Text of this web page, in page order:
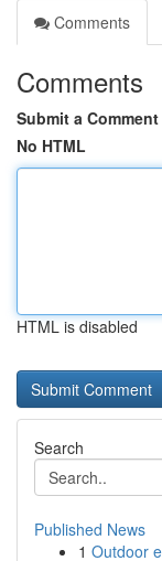
Comments
Comments
Submit a Comment
No HTML
HTML is disabled
Search
Published News
1 Outdoor